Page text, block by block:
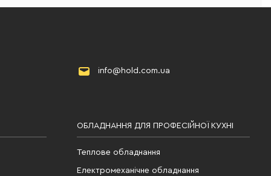
info@hold.com.ua
ОБЛАДНАННЯ ДЛЯ ПРОФЕСІЙНОЇ КУХНІ
Теплове обладнання
Електромеханічне обладнання